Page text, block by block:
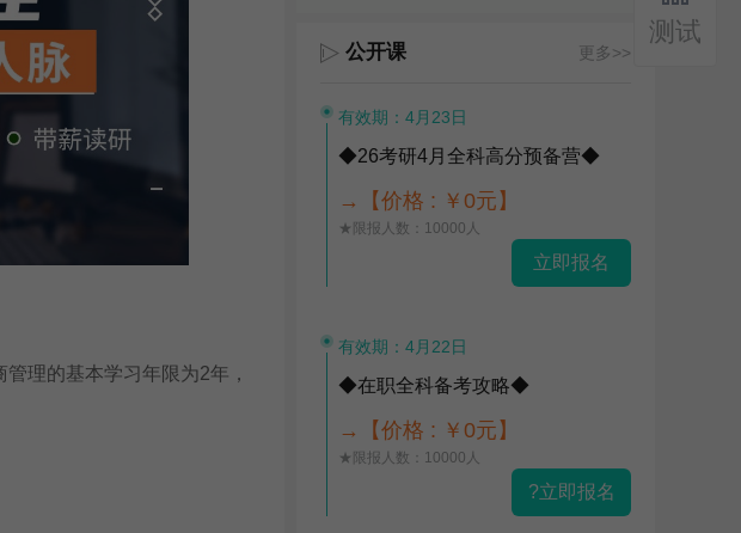
理的基本学习年限为2年，
测试
公开课 更多>>
有效期：4月23日
◆26考研4月全科高分预备营◆
→【价格 : ￥0元】
★限报人数：10000人
立即报名
有效期：4月22日
◆在职全科备考攻略◆
→【价格 : ￥0元】
★限报人数：10000人
?立即报名